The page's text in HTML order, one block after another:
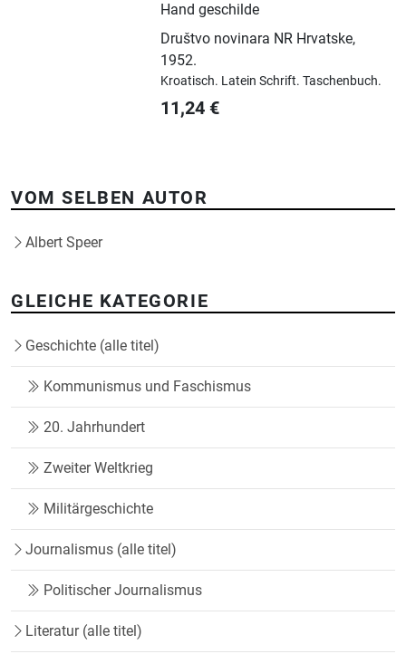
Hand geschilde
Društvo novinara NR Hrvatske,
1952.
Kroatisch. Latein Schrift.Taschenbuch.
11,24 €
VOM SELBEN AUTOR
Albert Speer
GLEICHE KATEGORIE
Geschichte (alle titel)
Kommunismus und Faschismus
20. Jahrhundert
Zweiter Weltkrieg
Militärgeschichte
Journalismus (alle titel)
Politischer Journalismus
Literatur (alle titel)